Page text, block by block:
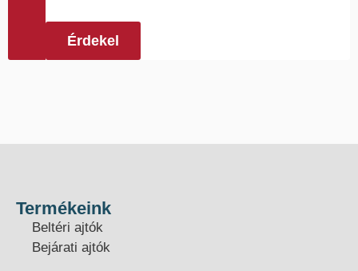
Érdekel
Termékeink
Beltéri ajtók
Bejárati ajtók